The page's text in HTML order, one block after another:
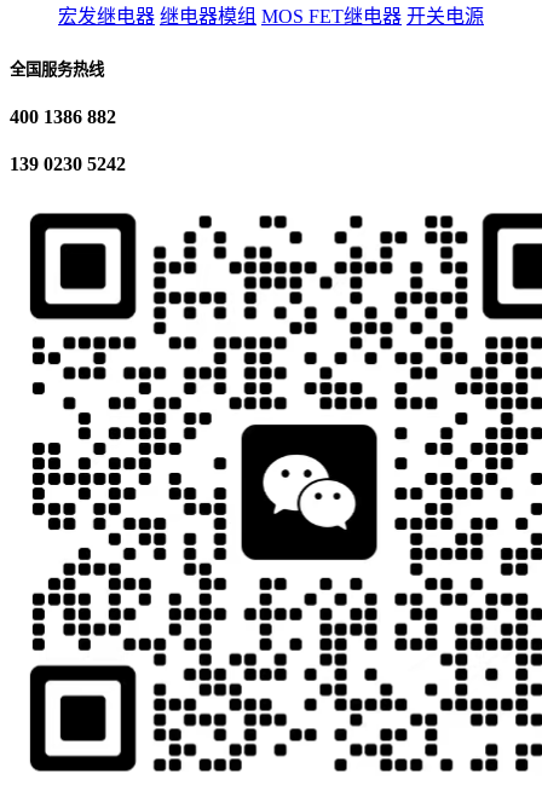
宏发继电器 继电器模组 MOS FET继电器 开关电源
全国服务热线
400 1386 882
139 0230 5242